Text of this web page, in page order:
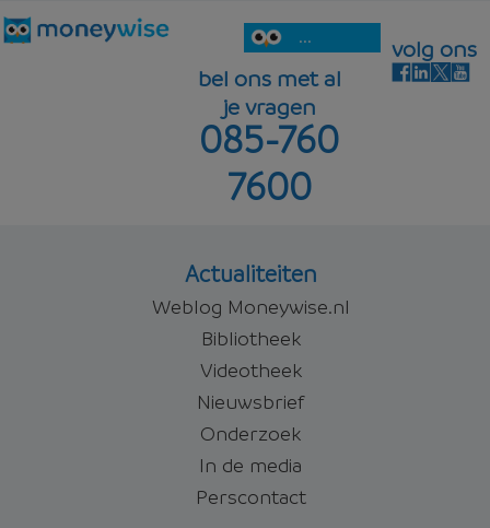
...
bel ons met al
je vragen
085-760
7600
volg ons
Actualiteiten
Weblog Moneywise.nl
Bibliotheek
Videotheek
Nieuwsbrief
Onderzoek
In de media
Perscontact